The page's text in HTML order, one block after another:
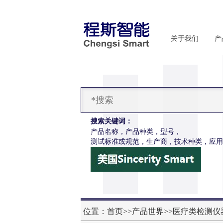
关于我们
搜索关键词：
产品名称，产品种类，型号，
测试标准或规范，生产商，技术种类，应
CSI-Z653注射针针尖穿刺力和阻力试验机
位置： 首页>>产品世界>>医疗类检测仪